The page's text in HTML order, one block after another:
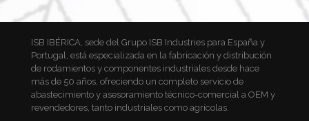
ISB IBÉRICA, sede del Grupo ISB Industries para España y
Portugal, está especializada en la fabricación y distribución
de rodamientos y componentes industriales desde hace
más de 50 años, ofreciendo un completo servicio de
abastecimiento y asesoramiento técnico-comercial a OEM y
revendedores, tanto industriales como agrícolas.